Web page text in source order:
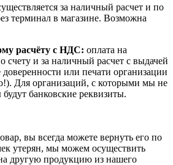
за наличный расчет и по
терминал в магазине. Возможна
расчёту с НДС: оплата на
и за наличный расчет с выдачей
или печати организации
Для организаций, с которыми мы не
банковские реквизиты.
вы всегда можете вернуть его по
утерян, мы можем осуществить
другую продукцию из нашего